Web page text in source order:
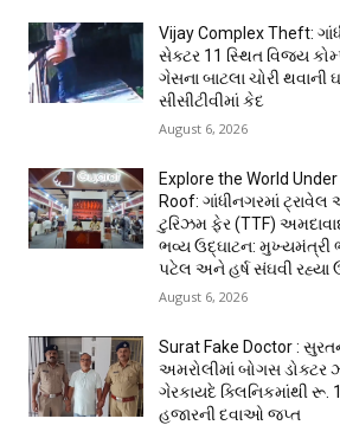
Vijay Complex Theft:
સેક્ટર 11 સ્થિત વિજય
ગેસના બાટલા ચોરી થવાની
સીસીટીવીમાં કેદ
August 6, 2026
Explore the World Under
Roof: ગાંધીનગરમાં ટ્રાવેલ
ટુરિઝમ ફેર (TTF)
ભવ્ય ઉદ્ઘાટન: મુખ્યમંત્રી
પટેલ અને હર્ષ સંઘવી રહ્યા
August 6, 2026
Surat Fake Doctor :
અમરોલીમાં બોગસ ડોક્ટર
ગેરકાયદે ક્લિનિકમાંથી રૂ.
હજારની દવાઓ જપ્ત